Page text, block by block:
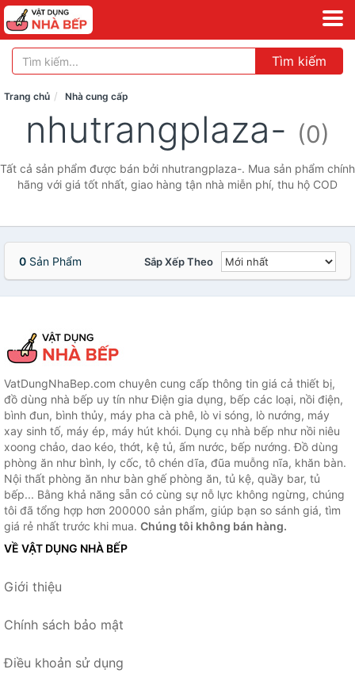
Tìm kiếm
Trang chủ Nhà cung cấp
nhutrangplaza- (0)
Tất cả sản phẩm được bán bởi nhutrangplaza-. Mua sản phẩm chính
hãng với giá tốt nhất, giao hàng tận nhà miễn phí, thu hộ COD
0 Sản Phẩm Sắp Xếp Theo
VatDungNhaBep.com chuyên cung cấp thông tin giá cả thiết bị,
đồ dùng nhà bếp uy tín như Điện gia dụng, bếp các loại, nồi điện,
bình đun, bình thủy, máy pha cà phê, lò vi sóng, lò nướng, máy
xay sinh tố, máy ép, máy hút khói. Dụng cụ nhà bếp như nồi niêu
xoong chảo, dao kéo, thớt, kệ tủ, ấm nước, bếp nướng. Đồ dùng
phòng ăn như bình, ly cốc, tô chén dĩa, đũa muỗng nĩa, khăn bàn.
Nội thất phòng ăn như bàn ghế phòng ăn, tủ kệ, quầy bar, tủ
bếp... Bằng khả năng sẵn có cùng sự nỗ lực không ngừng, chúng
tôi đã tổng hợp hơn 200000 sản phẩm, giúp bạn so sánh giá, tìm
giá rẻ nhất trước khi mua. Chúng tôi không bán hàng.
VỀ VẬT DỤNG NHÀ BẾP
Giới thiệu
Chính sách bảo mật
Điều khoản sử dụng